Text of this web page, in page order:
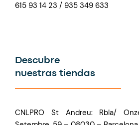
615 93 14 23 / 935 349 633
Descubre
nuestras tiendas
CNLPRO St Andreu: Rbla/